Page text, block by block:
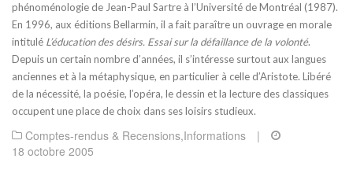
phénoménologie de Jean-Paul Sartre à l’Université de Montréal (1987).
En 1996, aux éditions Bellarmin, il a fait paraître un ouvrage en morale
intitulé L’éducation des désirs. Essai sur la défaillance de la volonté.
Depuis un certain nombre d’années, il s’intéresse surtout aux langues
anciennes et à la métaphysique, en particulier à celle d’Aristote. Libéré
de la nécessité, la poésie, l’opéra, le dessin et la lecture des classiques
occupent une place de choix dans ses loisirs studieux.
Comptes-rendus & Recensions,Informations
|
18 octobre 2005